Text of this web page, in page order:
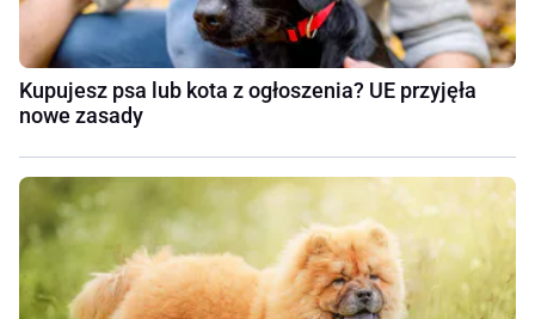
Kupujesz psa lub kota z ogłoszenia? UE przyjęła
nowe zasady